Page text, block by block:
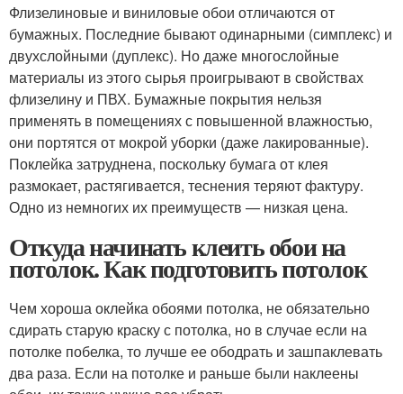
Флизелиновые и виниловые обои отличаются от
бумажных. Последние бывают одинарными (симплекс) и
двухслойными (дуплекс). Но даже многослойные
материалы из этого сырья проигрывают в свойствах
флизелину и ПВХ. Бумажные покрытия нельзя
применять в помещениях с повышенной влажностью,
они портятся от мокрой уборки (даже лакированные).
Поклейка затруднена, поскольку бумага от клея
размокает, растягивается, теснения теряют фактуру.
Одно из немногих их преимуществ — низкая цена.
Откуда начинать клеить обои на
потолок. Как подготовить потолок
Чем хороша оклейка обоями потолка, не обязательно
сдирать старую краску с потолка, но в случае если на
потолке побелка, то лучше ее ободрать и зашпаклевать
два раза. Если на потолке и раньше были наклеены